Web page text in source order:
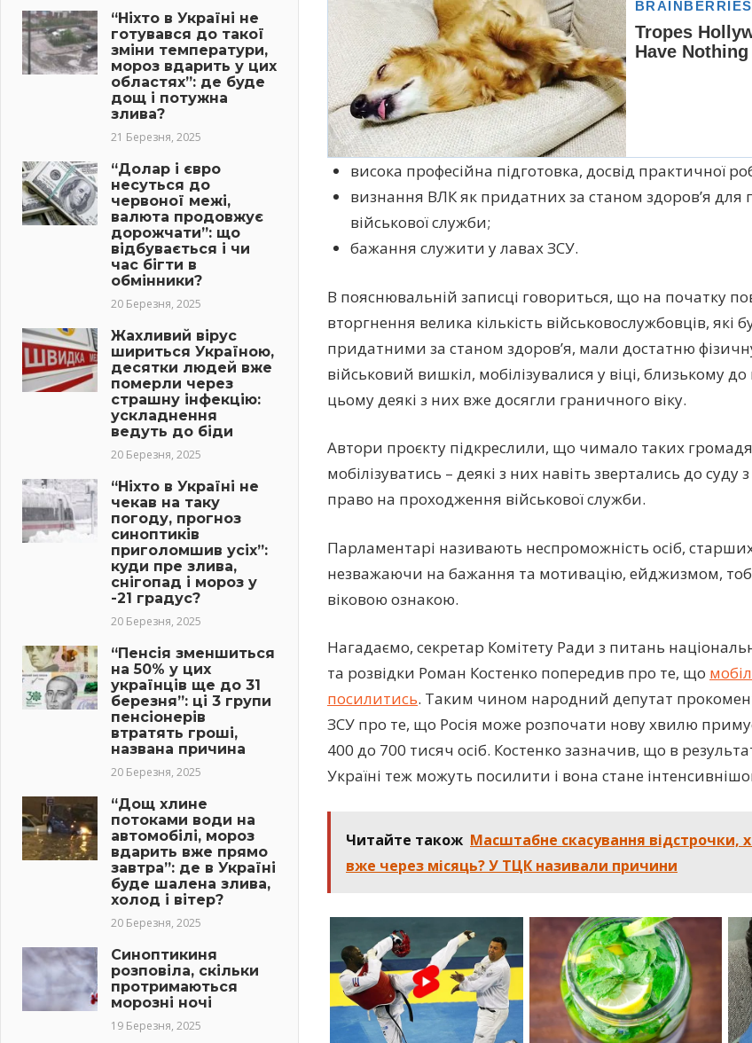
висока професійна підготовка, досвід практичної
визнання ВЛК як придатних за станом здоров’я для
військової служби;
бажання служити у лавах ЗСУ.
В пояснювальній записці говориться, що на початку
вторгнення велика кількість військовослужбовців,
придатними за станом здоров’я, мали достатню
військовий вишкіл, мобілізувалися у віці, близькому
цьому деякі з них вже досягли граничного віку.
Автори проєкту підкреслили, що чимало таких
мобілізуватись – деякі з них навіть звертались до
право на проходження військової служби.
Парламентарі називають неспроможність осіб,
незважаючи на бажання та мотивацію, ейджизмом,
віковою ознакою.
Нагадаємо, секретар Комітету Ради з питань
та розвідки Роман Костенко попередив про те, що
посилитись. Таким чином народний депутат
ЗСУ про те, що Росія може розпочати нову хвилю
400 до 700 тисяч осіб. Костенко зазначив, що в
Україні теж можуть посилити і вона стане
Читайте також Масштабне скасування відстрочки,
вже через місяць? У ТЦК називали причини
“Ніхто в Україні не
готувався до такої
зміни температури,
мороз вдарить у цих
областях”: де буде
дощ і потужна
злива?
21 Березня, 2025
“Долар і євро
несуться до
червоної межі,
валюта продовжує
дорожчати”: що
відбувається і чи
час бігти в
обмінники?
20 Березня, 2025
Жахливий вірус
шириться Україною,
десятки людей вже
померли через
страшну інфекцію:
ускладнення
ведуть до біди
20 Березня, 2025
“Ніхто в Україні не
чекав на таку
погоду, прогноз
синоптиків
приголомшив усіх”:
куди пре злива,
снігопад і мороз у
-21 градус?
20 Березня, 2025
“Пенсія зменшиться
на 50% у цих
українців ще до 31
березня”: ці 3 групи
пенсіонерів
втратять гроші,
названа причина
20 Березня, 2025
“Дощ хлине
потоками води на
автомобілі, мороз
вдарить вже прямо
завтра”: де в Україні
буде шалена злива,
холод і вітер?
20 Березня, 2025
Синоптикиня
розповіла, скільки
протримаються
морозні ночі
19 Березня, 2025